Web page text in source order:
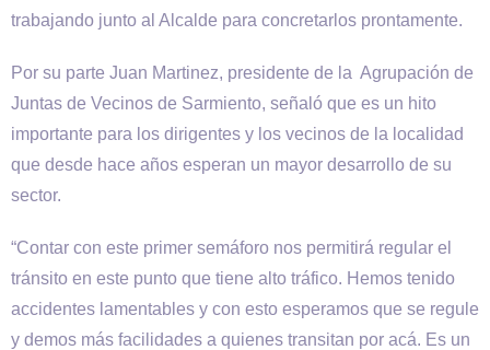
trabajando junto al Alcalde para concretarlos prontamente.
Por su parte Juan Martinez, presidente de la Agrupación de
Juntas de Vecinos de Sarmiento, señaló que es un hito
importante para los dirigentes y los vecinos de la localidad
que desde hace años esperan un mayor desarrollo de su
sector.
“Contar con este primer semáforo nos permitirá regular el
tránsito en este punto que tiene alto tráfico. Hemos tenido
accidentes lamentables y con esto esperamos que se regule
y demos más facilidades a quienes transitan por acá. Es un